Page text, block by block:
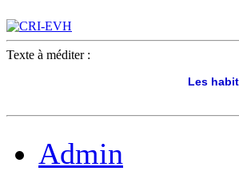
Texte à méditer :
Les
Admin